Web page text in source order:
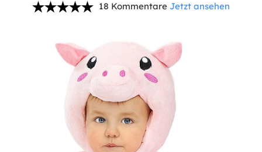
18 Kommentare Jetzt ansehen